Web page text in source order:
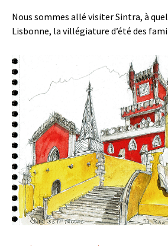
Nous sommes allé visiter Sintra, à
Lisbonne, la villégiature d’été des